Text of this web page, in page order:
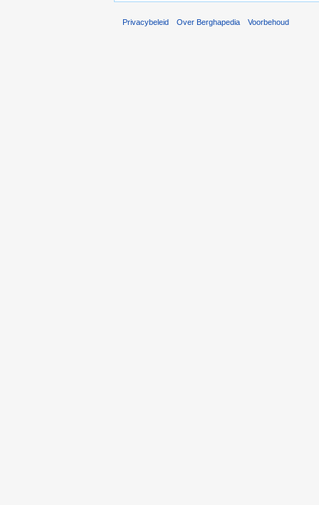
Privacybeleid Over Berghapedia Voorbehoud